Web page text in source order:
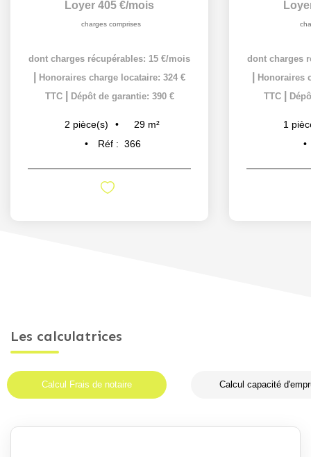
Loyer 405 €/mois
charges comprises
dont charges récupérables: 15 €/mois
Honoraires charge locataire: 324 €
TTC
Dépôt de garantie: 390 €
2 pièce(s) 29 m²
Réf : 366
dont charges
Honoraires
TTC
1
Les calculatrices
Calcul Frais de notaire Calcul capacité